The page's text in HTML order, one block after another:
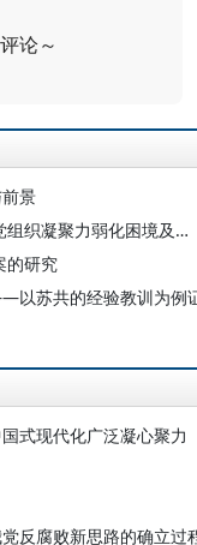
论～
景
周忠丽 周义程：资源下乡背景下农村基层党组织凝聚力弱化困境及其排解
的研究
以苏共的经验教训为例
式现代化广泛凝心聚力
反腐败新思路的确立过